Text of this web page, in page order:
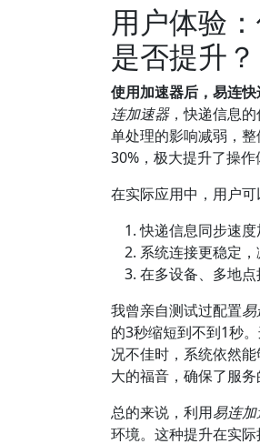
用户体验
是否提升？
使用加速器后，易连
连加速器，快递信息
单处理的影响减弱，
30%，极大提升了操
在实际应用中，用户
快递信息同步速度
系统连接更稳定
在多设备、多地点
我曾亲自测试过配置
的3秒缩短到不到1秒
况不佳时，系统依然
大的福音，确保了服务
总的来说，利用易连
环境。这种提升在实